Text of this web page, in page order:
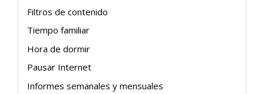
Filtros de contenido
Tiempo familiar
Hora de dormir
Pausar Internet
Informes semanales y mensuales